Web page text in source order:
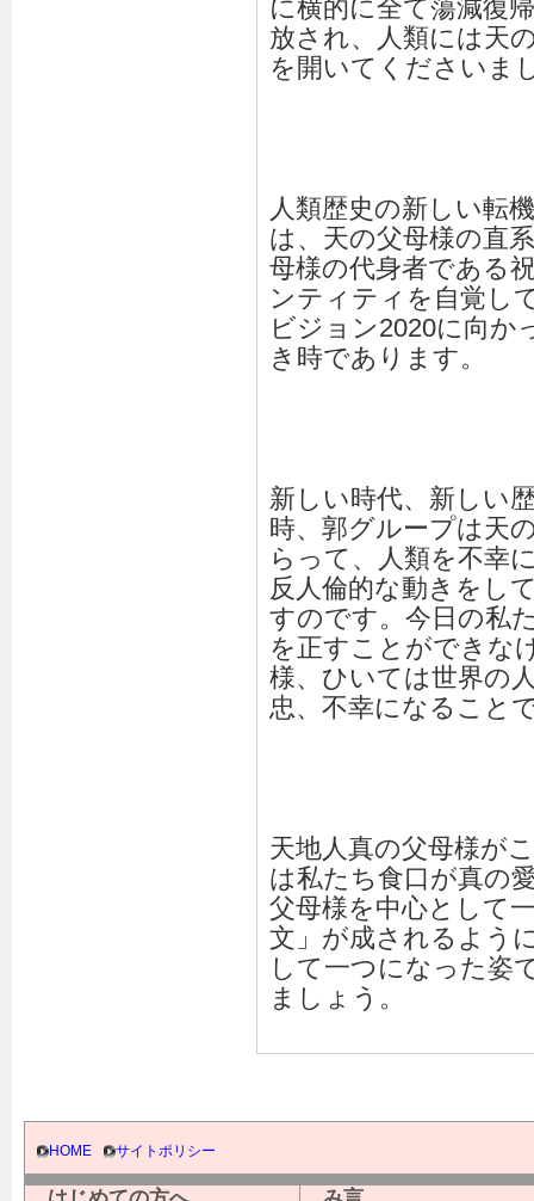
に横的に全て蕩減復
放され、人類には天
を開いてくださいま
人類歴史の新しい転
は、天の父母様の直
母様の代身者である
ンティティを自覚し
ビジョン2020に向か
き時であります。
新しい時代、新しい
時、郭グループは天
らって、人類を不幸
反人倫的な動きをし
すのです。今日の私
を正すことができな
様、ひいては世界の
忠、不幸になること
天地人真の父母様が
は私たち食口が真の
父母様を中心として
文」が成されるよう
して一つになった姿
ましょう。
HOME サイトポリシー